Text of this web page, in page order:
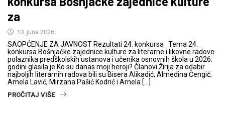
za
10. juna 2026.
SAOPĆENJE ZA JAVNOST Rezultati 24. konkursa Tema 24.
konkursa Bošnjačke zajednice kulture za literarne i likovne radove
polaznika predškolskih ustanova i učenika osnovnih škola u 2026.
godini glasila je Ko su danas moji heroji? Članovi Žirija za odabir
najboljih literarnih radova bili su Bisera Alikadić, Almedina Čengić,
Amela Lavić, Mirzana Pašić Kodrić i Arnela […]
PROČITAJ VIŠE